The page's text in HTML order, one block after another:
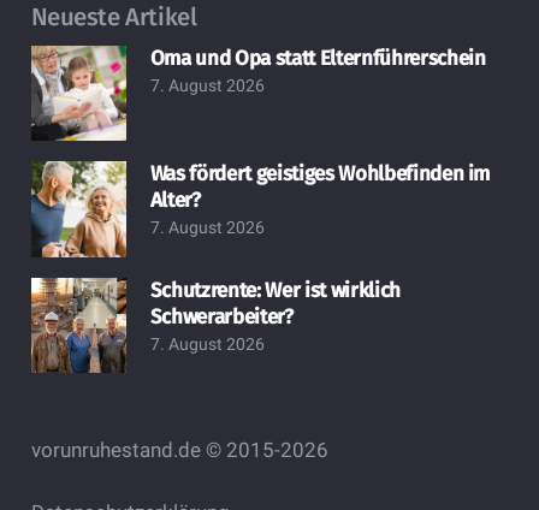
Neueste Artikel
Oma und Opa statt Elternführerschein
7. August 2026
Was fördert geistiges Wohlbefinden im
Alter?
7. August 2026
Schutzrente: Wer ist wirklich
Schwerarbeiter?
7. August 2026
vorunruhestand.de © 2015-2026